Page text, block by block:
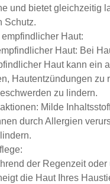
und bietet gleichzeitig
Schutz.
Haut:
Haut: Bei
Haut kann ein
Hautentzündungen zu
zu lindern.
Milde
durch Allergien
der Regenzeit oder
die Haut Ihres